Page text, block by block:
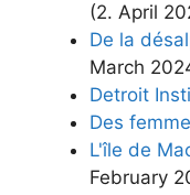
(2. April
De la
March
Detroit
Des
L'île de
February